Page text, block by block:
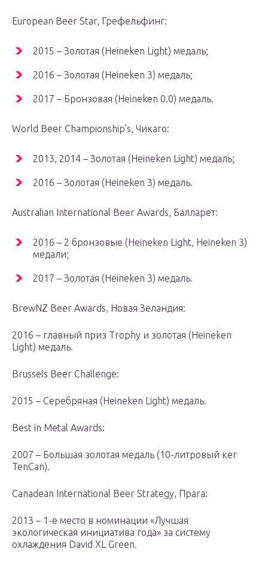
European Beer Star, Грефельфинг:
2015 – Золотая (Heineken Light) медаль;
2016 – Золотая (Heineken 3) медаль;
2017 – Бронзовая (Heineken 0.0) медаль.
World Beer Championship’s, Чикаго:
2013, 2014 – Золотая (Heineken Light) медаль;
2016 – Золотая (Heineken 3) медаль.
Australian International Beer Awards, Балларет:
2016 – 2 бронзовые (Heineken Light, Heineken 3)
медали;
2017 – Золотая (Heineken 3) медаль.
BrewNZ Beer Awards, Новая Зеландия:
2016 – главный приз Trophy и золотая (Heineken
Light) медаль.
Brussels Beer Challenge:
2015 – Серебряная (Heineken Light) медаль.
Best in Metal Awards:
2007 – Большая золотая медаль (10-литровый кег
TenCan).
Canadean International Beer Strategy, Прага:
2013 – 1-е место в номинации «Лучшая
экологическая инициатива года» за систему
охлаждения David XL Green.